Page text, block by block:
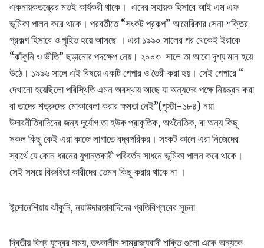
একনায়কতন্ত্রের মতই কার্যকরী থাকে। এদের সহায়ক হিসাবে আই এম এফ
ভূমিকা পালন করে থাকে। পরবর্তীতে “সংকট প্রকল্প” আমেরিকার সেনা শক্তির
প্রকল্প হিসাবে ও গৃহিত হয়ে আসছে । এরা ১৯৯০ সালের পর থেকেই ইরাকে
“ঝাঁকুনি ও ভীতি” ছড়ানোর পদক্ষেপ নেয়। ২০০৩ সালে তা আরো দৃশ্য মান হয়ে
ঊঠে। ১৯৯৬ সালে এই বিষয়ে একটি পেপার ও তৈরী করা হয়। সেই পেপারে “
দেখানো হয়েছিলো পরিস্থিতি এমন অবস্থায় আছে যা অন্যদের পক্ষে নিয়ন্ত্রন করা
বা তাদের শত্রুদের মোকাবেলা করার ক্ষমতা নেই”(পৃস্টা-১৮৪) নয়া
উদারনীতিবাদিদের জন্য দূর্যোগ তা হউক প্রাকৃতিক, অর্থনৈতিক, বা অন্য কিছু
সকল কিছু কেই এরা কাজে লাগাতে বদ্বপরিকর। সংকট কালে এরা নিজেদের
স্বার্থে যে কোন ধরনের যুগান্তকারী পরিবর্তন সাধনে ভূমিকা পালন করে থাকে।
সেই সময়ে বিরুধিতা কারীদের তেমন কিছু করার থাকে না ।
ইন্দোনেশিয়ায় ঝাঁকুনি, নয়াউদারতাবাদিদের প্রতিবিপ্লবের সূচনা
দ্বিতীয় বিশ্ব যুদ্বের সময়, তৎকালীন সাম্রাজ্যবাদী শক্তি গুলো একে অন্যকে